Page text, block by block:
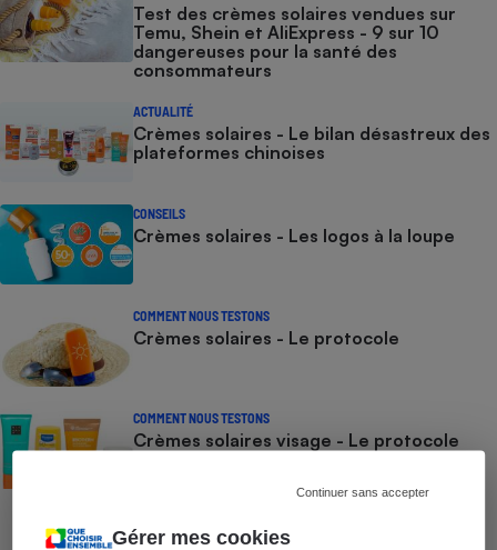
Gérer mes cookies
Continuer sans accepter
Test des crèmes solaires vendues sur
Temu, Shein et AliExpress - 9 sur 10
dangereuses pour la santé des
consommateurs
ACTUALITÉ
Crèmes solaires - Le bilan désastreux des
plateformes chinoises
CONSEILS
Crèmes solaires - Les logos à la loupe
COMMENT NOUS TESTONS
Crèmes solaires - Le protocole
COMMENT NOUS TESTONS
Crèmes solaires visage - Le protocole